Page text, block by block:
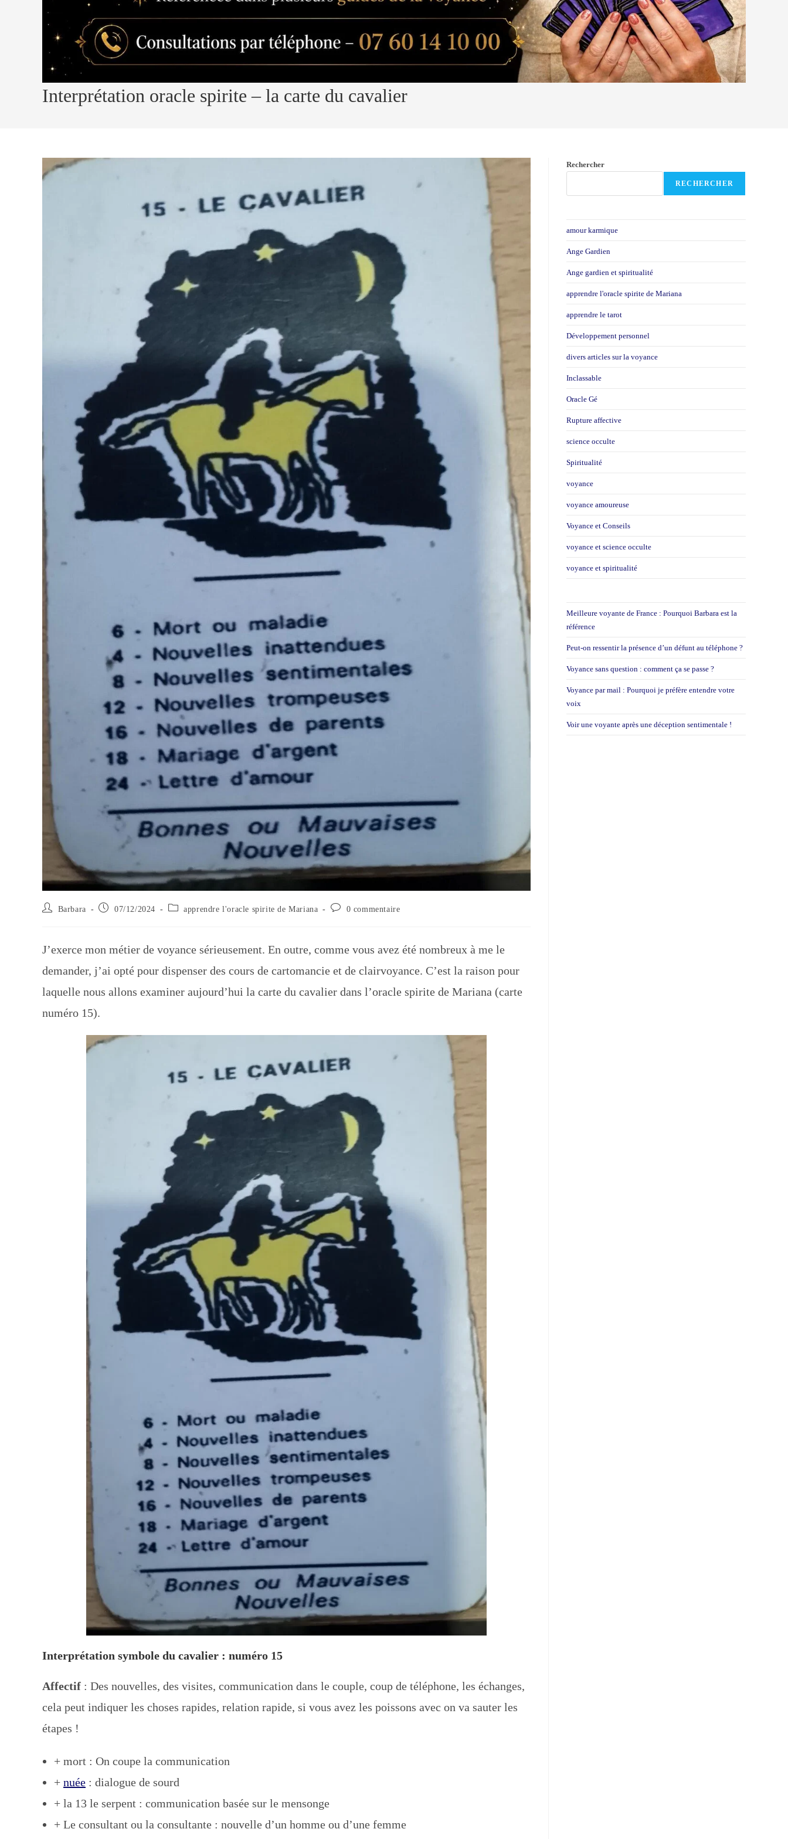
Interprétation oracle spirite – la carte du cavalier
Auteur/autrice
Barbara
Publication
07/12/2024
Post apprendre l'oracle spirite de Mariana
Commentaires
0 commentaire
J’exerce mon métier de voyance sérieusement. En outre, comme vous avez été nombreux à me le
demander, j’ai opté pour dispenser des cours de cartomancie et de clairvoyance. C’est la raison pour
laquelle nous allons examiner aujourd’hui la carte du cavalier dans l’oracle spirite de Mariana (carte
numéro 15).
Interprétation symbole du cavalier : numéro 15
Affectif : Des nouvelles, des visites, communication dans le couple, coup de téléphone, les échanges,
cela peut indiquer les choses rapides, relation rapide, si vous avez les poissons avec on va sauter les
étapes !
+ mort : On coupe la communication
+ nuée : dialogue de sourd
+ la 13 le serpent : communication basée sur le mensonge
+ Le consultant ou la consultante : nouvelle d’un homme ou d’une femme
Rechercher
RECHERCHER
amour karmique
Ange Gardien
Ange gardien et spiritualité
apprendre l'oracle spirite de Mariana
apprendre le tarot
Développement personnel
divers articles sur la voyance
Inclassable
Oracle Gé
Rupture affective
science occulte
Spiritualité
voyance
voyance amoureuse
Voyance et Conseils
voyance et science occulte
voyance et spiritualité
Meilleure voyante de France : Pourquoi Barbara est la
référence
Peut-on ressentir la présence d’un défunt au téléphone ?
Voyance sans question : comment ça se passe ?
Voyance par mail : Pourquoi je préfère entendre votre
voix
Voir une voyante après une déception sentimentale !